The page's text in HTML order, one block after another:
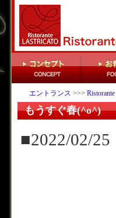
エントランス >>> Ristorante
もうすぐ春(^o^)
■2022/02/25